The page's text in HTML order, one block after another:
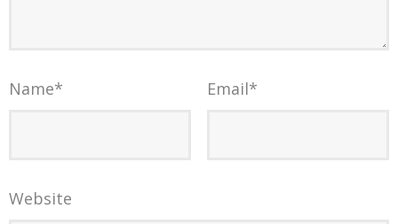
Name* Email*
Website